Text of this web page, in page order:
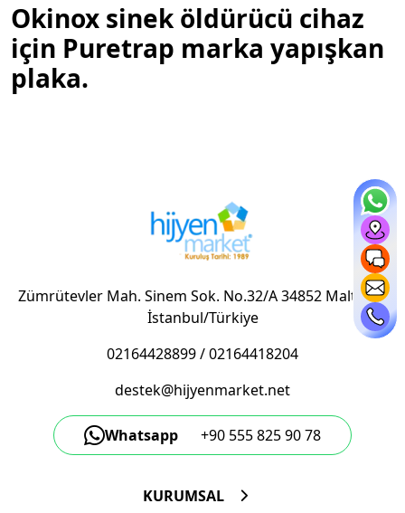
Okinox sinek öldürücü cihaz
için Puretrap marka yapışkan
plaka.
Zümrütevler Mah. Sinem Sok. No.32/A 34852 Maltepe/
İstanbul/Türkiye
02164428899/02164418204
destek@hijyenmarket.net
Whatsapp +90 555 825 90 78
KURUMSAL